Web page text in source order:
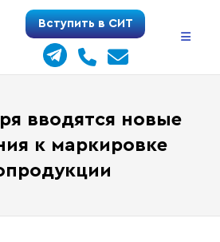
Вступить в СИТ
вводятся новые
к маркировке